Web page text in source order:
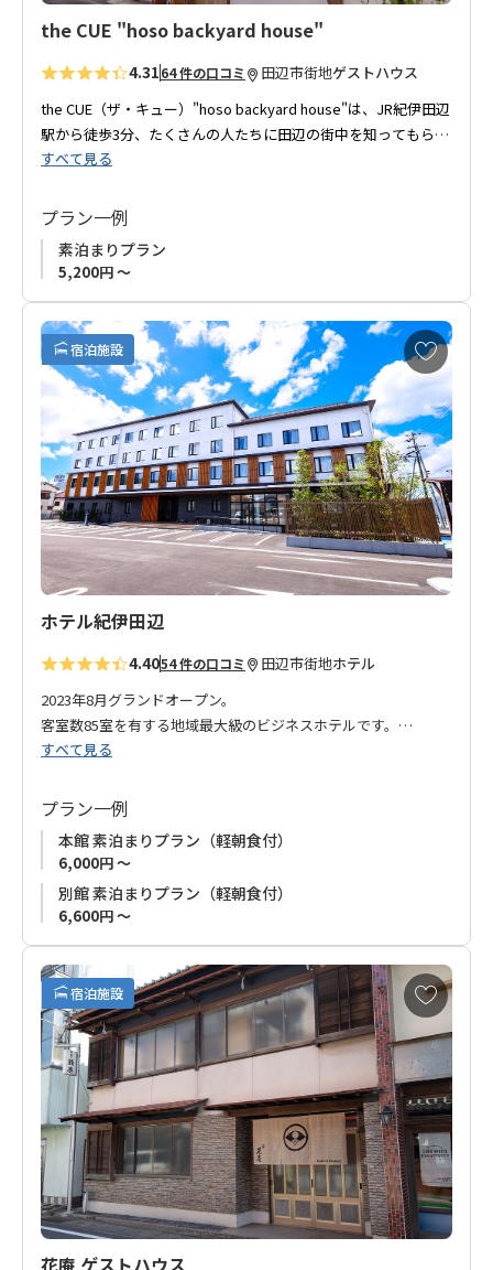
the CUE "hoso backyard house"
4.3164 件の口コミ 田辺市街地ゲストハウス
the CUE（ザ・キュー）"hoso backyard house"は、JR紀伊田辺
駅から徒歩3分、たくさんの人たちに田辺の街中を知ってもらい
たい、田辺を盛り上げたいという想いで築80年の古民家をリノ
た。
玄関入り口にはレトロな電話があり、昭和感漂う懐かしい感じ
でゆっくりくつろげるお部屋となっております。
近くには、飲食店が並ぶ「味光路通り」があり、新鮮な食材や
旬なものを使った地元ならではの料理を満喫していただけま
す。
皆さまのお越しを心よりお待ちしております。
◆ご注意◆
・当館は事前の荷物や郵便物（宅配便・郵送等）のお預かりは
できません。購入物も含め受け取ることは出来ませんのであら
かじめご了承ください。
すべて見る
プラン一例
素泊まりプラン
5,200円 ～
宿泊施設
お
気
に
入
り
に
追
加
ホテル紀伊田辺
4.4054 件の口コミ 田辺市街地ホテル
2023年8月グランドオープン。
客室数85室を有する地域最大級のビジネスホテルです。
は広く、客室には通常よりワンサイズ大きなベッドをご用意し
ております。
また、2025年5月には別館''HANARE''もオープン！和の趣と洋の
快適さを融合した和洋室です。
全室素泊まりプランのみの販売ですが、夕食は徒歩1分圏内、紀
南随一の飲食街「味光路」で和歌山県田辺市の山海の幸をご堪
能ください。
翌朝はビュッフェスタイルの軽朝食を無料でご利用可能です。
翌日からの熊野古道歩き、ビジネスでお越しのお客様みなさま
に快適な時間をお届けします。
すべて見る
プラン一例
本館 素泊まりプラン（軽朝食付）
6,000円 ～
別館 素泊まりプラン（軽朝食付）
6,600円 ～
宿泊施設
お
気
入
り
に
追
加
花庵 ゲストハウス